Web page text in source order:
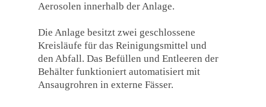
Aerosolen innerhalb der Anlage.
Die Anlage besitzt zwei geschlossene
Kreisläufe für das Reinigungsmittel und
den Abfall. Das Befüllen und Entleeren der
Behälter funktioniert automatisiert mit
Ansaugrohren in externe Fässer.